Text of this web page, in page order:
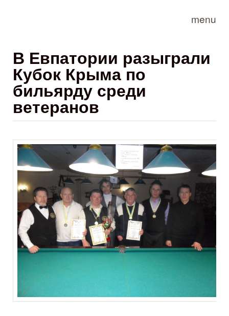
menu
В Евпатории разыграли
Кубок Крыма по
бильярду среди
ветеранов